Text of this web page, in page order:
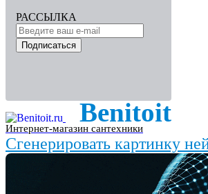
РАССЫЛКА
Подписаться
Benitoit
Интернет-магазин сантехники
Сгенерировать картинку